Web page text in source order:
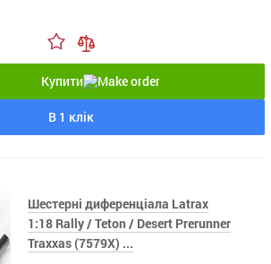
Купити
В 1 клік
Шестерні диференціала Latrax
1:18 Rally / Teton / Desert Prerunner
Traxxas (7579X) ...